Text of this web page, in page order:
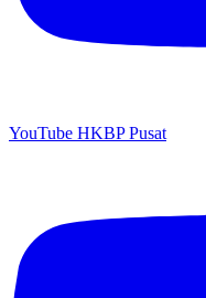
YouTube HKBP Pusat